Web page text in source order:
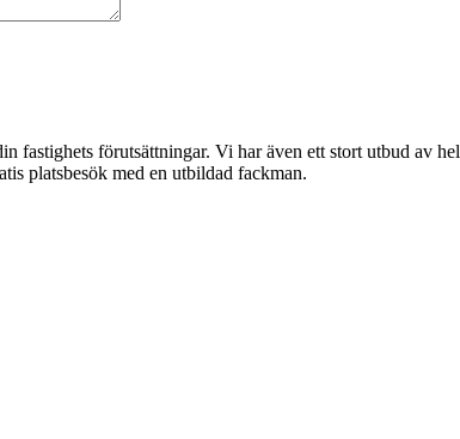
förutsättningar. Vi har även ett stort utbud av
platsbesök med en utbildad fackman.